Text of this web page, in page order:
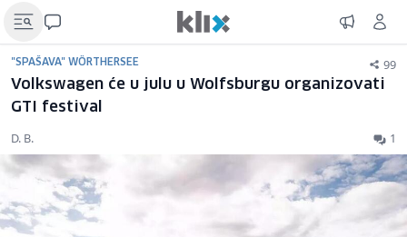
"SPAŠAVA" WÖRTHERSEE 99
Volkswagen će u julu u Wolfsburgu organizovati
GTI festival
D. B. 1